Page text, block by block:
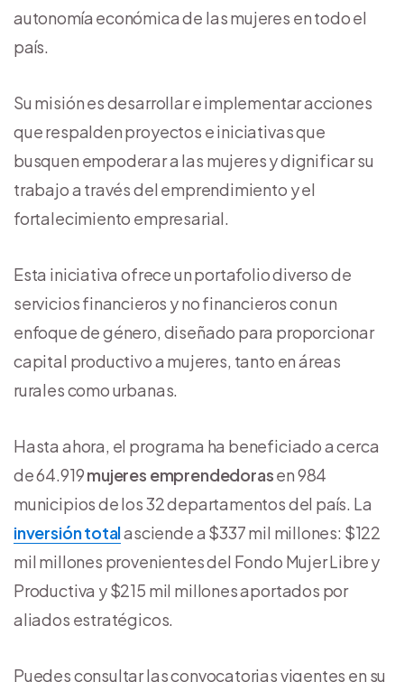
autonomía económica de las mujeres en todo el
país.
Su misión es desarrollar e implementar acciones
que respalden proyectos e iniciativas que
busquen empoderar a las mujeres y dignificar su
trabajo a través del emprendimiento y el
fortalecimiento empresarial.
Esta iniciativa ofrece un portafolio diverso de
servicios financieros y no financieros con un
enfoque de género, diseñado para proporcionar
capital productivo a mujeres, tanto en áreas
rurales como urbanas.
Hasta ahora, el programa ha beneficiado a cerca
de 64.919mujeres emprendedorasen 984
municipios de los 32 departamentos del país. La
inversión totalasciende a $337 mil millones: $122
mil millones provenientes del Fondo Mujer Libre y
Productiva y $215 mil millones aportados por
aliados estratégicos.
Puedes consultar las convocatorias vigentes en su